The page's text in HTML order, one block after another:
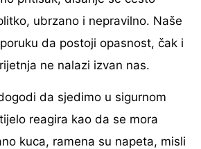
ubrzano i nepravilno. Naše
da postoji opasnost, čak i
ne nalazi izvan nas.
da sjedimo u sigurnom
reagira kao da se mora
kuca, ramena su napeta, misli